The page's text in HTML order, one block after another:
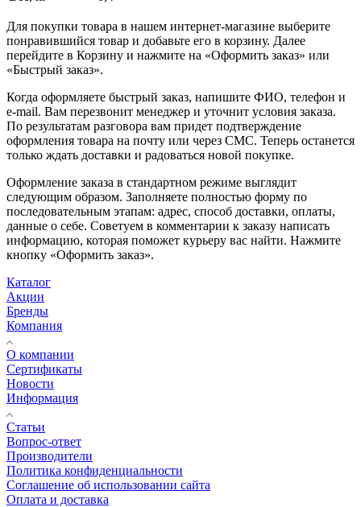
Для покупки товара в нашем интернет-магазине выберите
понравившийся товар и добавьте его в корзину. Далее
перейдите в Корзину и нажмите на «Оформить заказ» или
«Быстрый заказ».
Когда оформляете быстрый заказ, напишите ФИО, телефон и
e-mail. Вам перезвонит менеджер и уточнит условия заказа.
По результатам разговора вам придет подтверждение
оформления товара на почту или через СМС. Теперь останется
только ждать доставки и радоваться новой покупке.
Оформление заказа в стандартном режиме выглядит
следующим образом. Заполняете полностью форму по
последовательным этапам: адрес, способ доставки, оплаты,
данные о себе. Советуем в комментарии к заказу написать
информацию, которая поможет курьеру вас найти. Нажмите
кнопку «Оформить заказ».
Каталог
Акции
Бренды
Компания
О компании
Сертификаты
Новости
Информация
Статьи
Вопрос-ответ
Производители
Политика конфиденциальности
Соглашение об использовании сайта
Оплата и доставка